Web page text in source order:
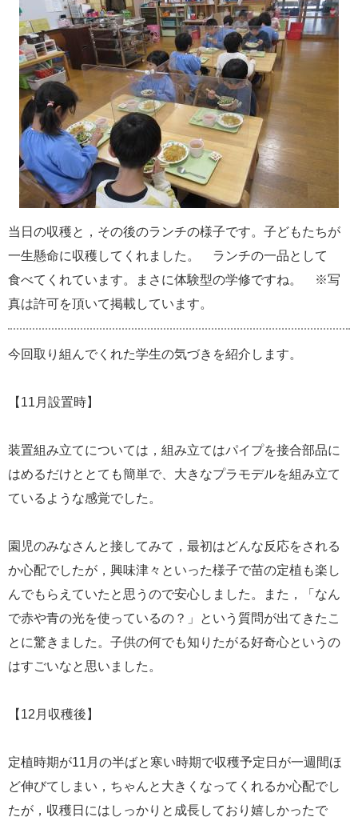
当日の収穫と，その後のランチの様子です。子どもたちが
一生懸命に収穫してくれました。 ランチの一品として
食べてくれています。まさに体験型の学修ですね。 ※写
真は許可を頂いて掲載しています。
今回取り組んでくれた学生の気づきを紹介します。
【11月設置時】
装置組み立てについては，組み立てはパイプを接合部品に
はめるだけととても簡単で、大きなプラモデルを組み立て
ているような感覚でした。
園児のみなさんと接してみて，最初はどんな反応をされる
か心配でしたが，興味津々といった様子で苗の定植も楽し
んでもらえていたと思うので安心しました。また，「なん
で赤や青の光を使っているの？」という質問が出てきたこ
とに驚きました。子供の何でも知りたがる好奇心というの
はすごいなと思いました。
【12月収穫後】
定植時期が11月の半ばと寒い時期で収穫予定日が一週間ほ
ど伸びてしまい，ちゃんと大きくなってくれるか心配でし
たが，収穫日にはしっかりと成長しており嬉しかったで